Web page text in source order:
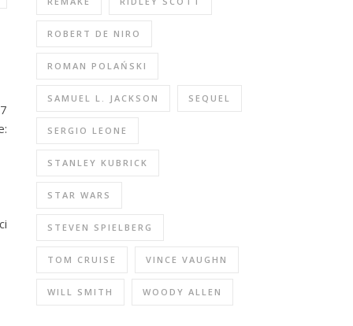
ROBERT DE NIRO
ROMAN POLAŃSKI
SAMUEL L. JACKSON SEQUEL
SERGIO LEONE
STANLEY KUBRICK
STAR WARS
STEVEN SPIELBERG
TOM CRUISE VINCE VAUGHN
WILL SMITH WOODY ALLEN